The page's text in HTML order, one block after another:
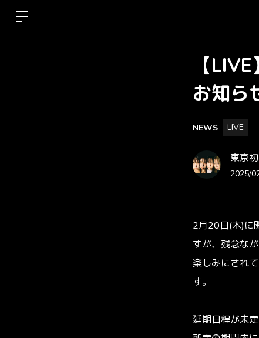
【
お知ら
NEWS LIVE
東京
2025/
2月20日(木)に
すが、残念な
楽しみにされ
す。
延期日程が未